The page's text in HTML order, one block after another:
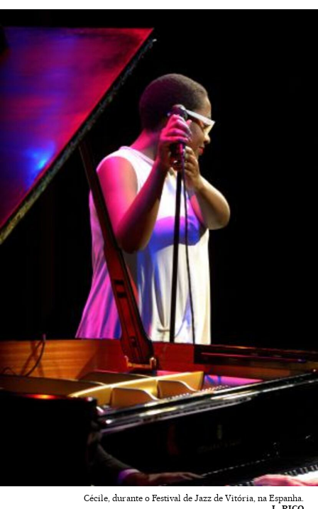
Cécile, durante o Festival de Jazz de Vitória, na Espanha.